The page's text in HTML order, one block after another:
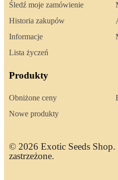
Śledź moje zamówienie
Historia zakupów
Informacje
Lista życzeń
Produkty
Obniżone ceny
Nowe produkty
© 2026 Exotic Seeds Shop.
zastrzeżone.